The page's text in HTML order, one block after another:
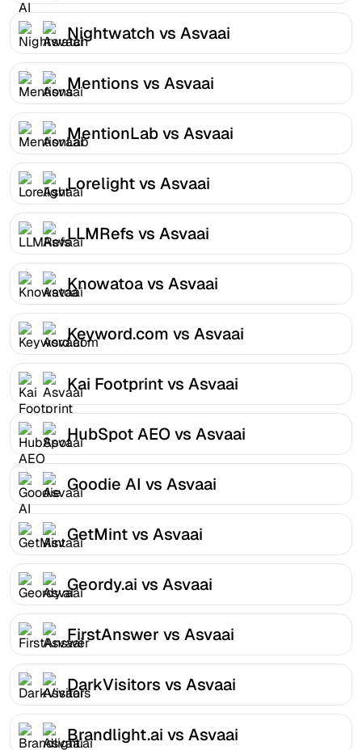
Nightwatch vs Asvaai
Mentions vs Asvaai
MentionLab vs Asvaai
Lorelight vs Asvaai
LLMRefs vs Asvaai
Knowatoa vs Asvaai
Keyword.com vs Asvaai
Kai Footprint vs Asvaai
HubSpot AEO vs Asvaai
Goodie AI vs Asvaai
GetMint vs Asvaai
Geordy.ai vs Asvaai
FirstAnswer vs Asvaai
DarkVisitors vs Asvaai
Brandlight.ai vs Asvaai